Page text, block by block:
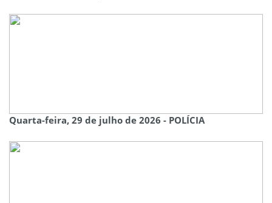
Quarta-feira, 29 de julho de 2026 - POLÍCIA